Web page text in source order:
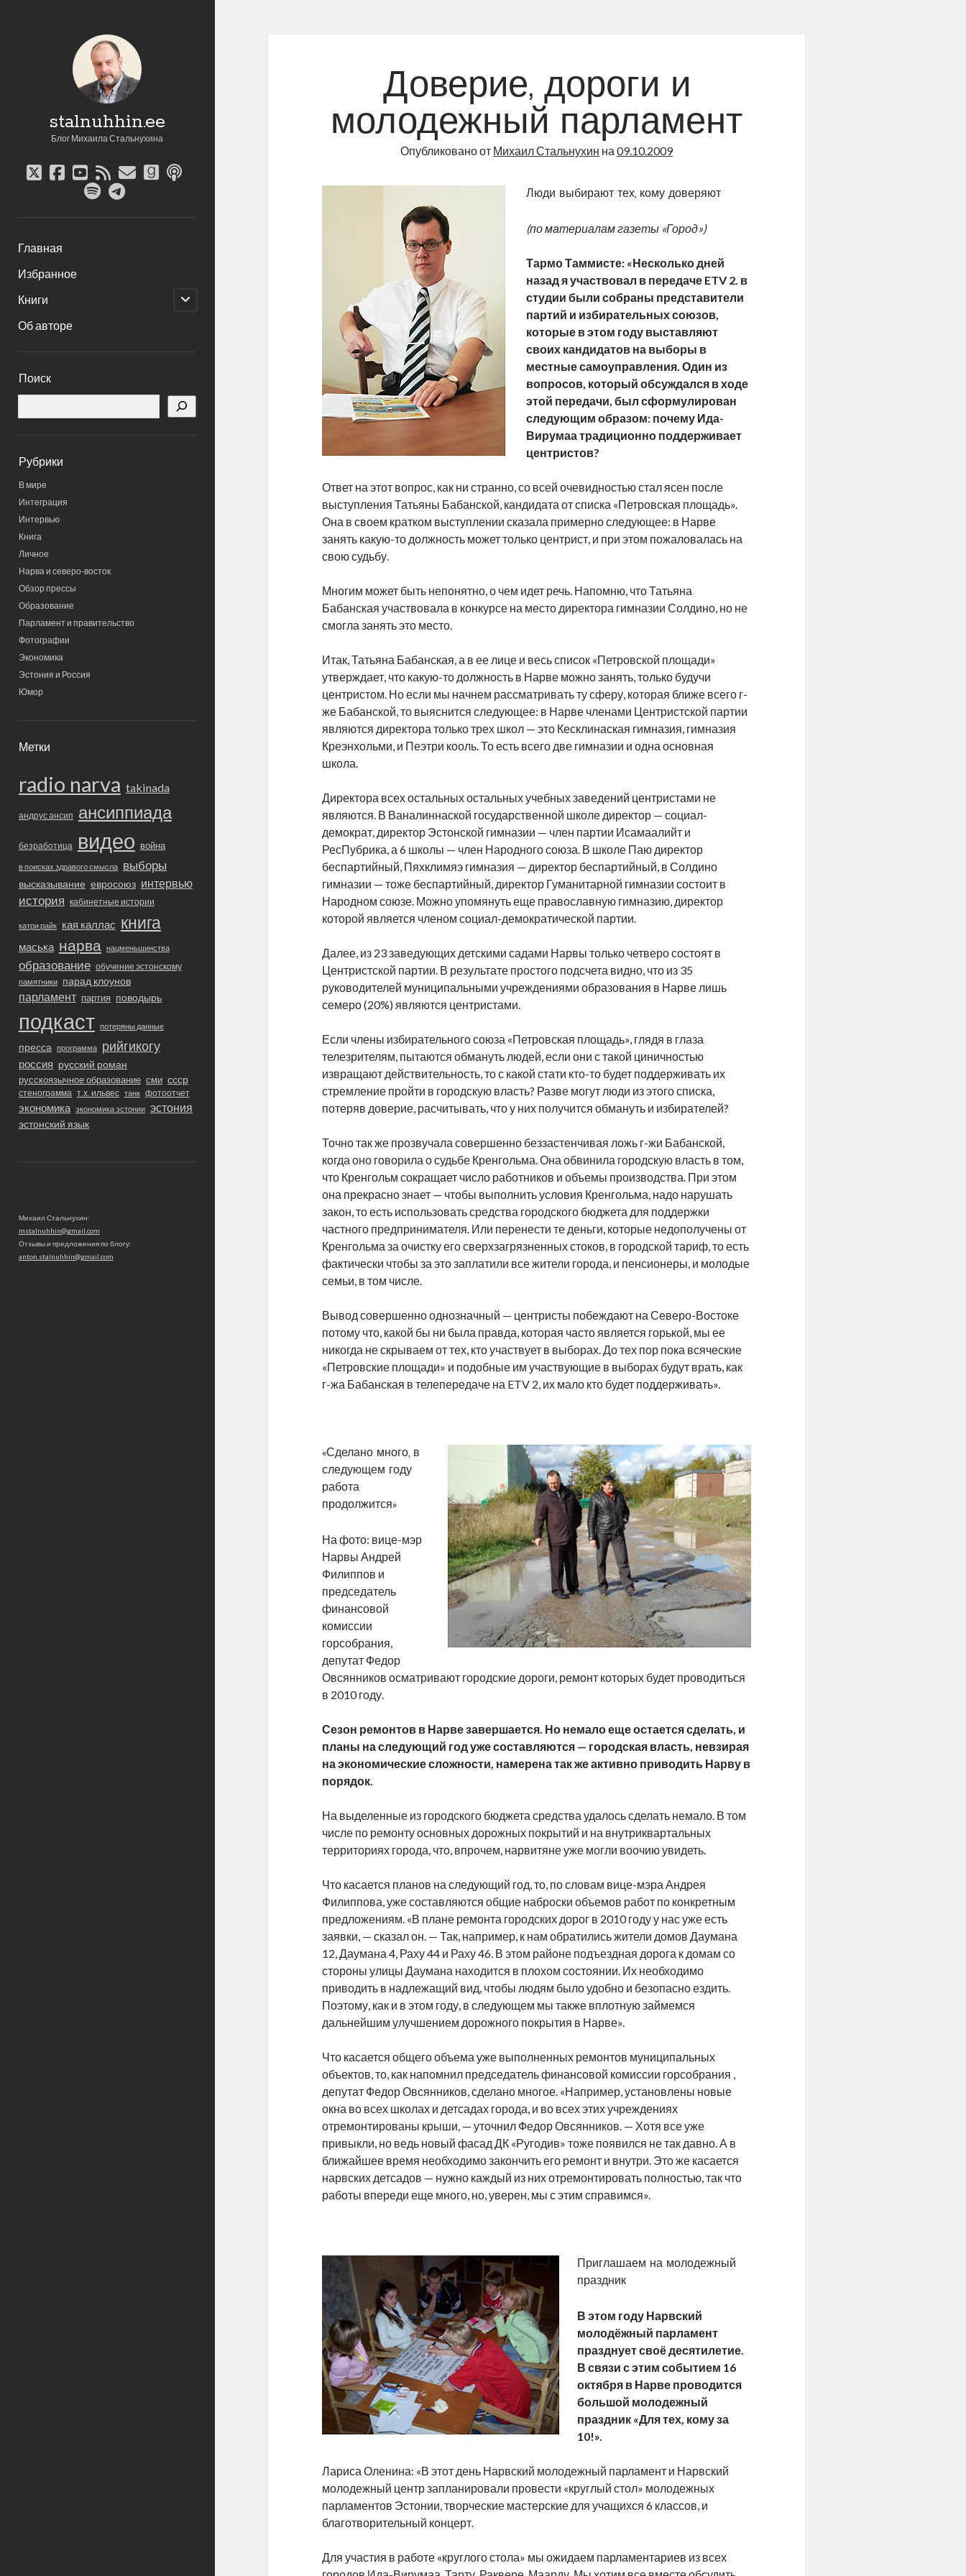
stalnuhhin.ee
Блог Михаила Стальнухина
twitter
facebook
youtube
rssemailgoodreads
podcast
spotifytelegram
Главная
Избранное
Книги
открыть
дочернее
Об авторе
панель
Поиск
Рубрики
В мире
Интеграция
Интервью
Книга
Личное
Нарва и северо-восток
Обзор прессы
Образование
Парламент и правительство
Фотографии
Экономика
Эстония и Россия
Юмор
Метки
radio narva takinada
андрус ансип ансиппиада
безработица видео война
в поисках здравого смысла выборы
высказывание евросоюз интервью
история кабинетные истории
катри райк кая каллас книга
маська нарва нацменьшинства
образование обучение эстонскому
памятники парад клоунов
парламент партия поводырь
подкаст потеряны данные
пресса программа рийгикогу
россия русский роман
русскоязычное образование сми ссср
стенограмма т.х. ильвес танк фотоотчет
экономика экономика эстонии эстония
эстонский язык
Михаил Стальнухин:
mstalnuhhin@gmail.com
Отзывы и предложения по блогу:
anton.stalnuhhin@gmail.com
Доверие, дороги и
молодежный парламент
Опубликовано от Михаил Стальнухин на09.10.2009
Люди выбирают тех, кому доверяют
(по материалам газеты «Город»)
Тармо Таммисте: «Несколько дней
назад я участвовал в передаче ETV 2. в
студии были собраны представители
партий и избирательных союзов,
которые в этом году выставляют
своих кандидатов на выборы в
местные самоуправления. Один из
вопросов, который обсуждался в ходе
этой передачи, был сформулирован
следующим образом: почему Ида-
Вирумаа традиционно поддерживает
центристов?
Ответ на этот вопрос, как ни странно, со всей очевидностью стал ясен после
выступления Татьяны Бабанской, кандидата от списка «Петровская площадь».
Она в своем кратком выступлении сказала примерно следующее: в Нарве
занять какую-то должность может только центрист, и при этом пожаловалась на
свою судьбу.
Многим может быть непонятно, о чем идет речь. Напомню, что Татьяна
Бабанская участвовала в конкурсе на место директора гимназии Солдино, но не
смогла занять это место.
Итак, Татьяна Бабанская, а в ее лице и весь список «Петровской площади»
утверждает, что какую-то должность в Нарве можно занять, только будучи
центристом. Но если мы начнем рассматривать ту сферу, которая ближе всего г-
же Бабанской, то выяснится следующее: в Нарве членами Центристской партии
являются директора только трех школ — это Кесклинаская гимназия, гимназия
Креэнхольми, и Пеэтри кооль. То есть всего две гимназии и одна основная
школа.
Директора всех остальных остальных учебных заведений центристами не
являются. В Ваналиннаской государственной школе директор — социал-
демократ, директор Эстонской гимназии — член партии Исамаалийт и
РесПубрика, а 6 школы — член Народного союза. В школе Паю директор
беспартийный, Пяхклимяэ гимназия — директор беспартийный, в Солдино
гимназии — тоже беспартийный, директор Гуманитарной гимназии состоит в
Народном союзе. Можно упомянуть еще православную гимназию, директор
которой является членом социал-демократической партии.
Далее, из 23 заведующих детскими садами Нарвы только четверо состоят в
Центристской партии. В результате простого подсчета видно, что из 35
руководителей муниципальными учреждениями образования в Нарве лишь
семеро (20%) являются центристами.
Если члены избирательного союза «Петровская площадь», глядя в глаза
телезрителям, пытаются обмануть людей, если они с такой циничностью
извращают действительность, то с какой стати кто-то будет поддерживать их
стремление пройти в городскую власть? Разве могут люди из этого списка,
потеряв доверие, расчитывать, что у них получится обмануть и избирателей?
Точно так же прозвучала совершенно беззастенчивая ложь г-жи Бабанской,
когда оно говорила о судьбе Кренгольма. Она обвинила городскую власть в том,
что Кренгольм сокращает число работников и объемы производства. При этом
она прекрасно знает — чтобы выполнить условия Кренгольма, надо нарушать
закон, то есть использовать средства городского бюджета для поддержки
частного предпринимателя. Или перенести те деньги, которые недополучены от
Кренгольма за очистку его сверхзагрязненных стоков, в городской тариф, то есть
фактически чтобы за это заплатили все жители города, и пенсионеры, и молодые
семьи, в том числе.
Вывод совершенно однозначный — центристы побеждают на Северо-Востоке
потому что, какой бы ни была правда, которая часто является горькой, мы ее
никогда не скрываем от тех, кто участвует в выборах. До тех пор пока всяческие
«Петровские площади» и подобные им участвующие в выборах будут врать, как
г-жа Бабанская в телепередаче на ETV 2, их мало кто будет поддерживать».
«Сделано много, в
следующем году
работа
продолжится»
На фото: вице-мэр
Нарвы Андрей
Филиппов и
председатель
финансовой
комиссии
горсобрания,
депутат Федор
Овсянников осматривают городские дороги, ремонт которых будет проводиться
в 2010 году.
Сезон ремонтов в Нарве завершается. Но немало еще остается сделать, и
планы на следующий год уже составляются — городская власть, невзирая
на экономические сложности, намерена так же активно приводить Нарву в
порядок.
На выделенные из городского бюджета средства удалось сделать немало. В том
числе по ремонту основных дорожных покрытий и на внутриквартальных
территориях города, что, впрочем, нарвитяне уже могли воочию увидеть.
Что касается планов на следующий год, то, по словам вице-мэра Андрея
Филиппова, уже составляются общие наброски объемов работ по конкретным
предложениям. «В плане ремонта городских дорог в 2010 году у нас уже есть
заявки, — сказал он. — Так, например, к нам обратились жители домов Даумана
12, Даумана 4, Раху 44 и Раху 46. В этом районе подъездная дорога к домам со
стороны улицы Даумана находится в плохом состоянии. Их необходимо
приводить в надлежащий вид, чтобы людям было удобно и безопасно ездить.
Поэтому, как и в этом году, в следующем мы также вплотную займемся
дальнейшим улучшением дорожного покрытия в Нарве».
Что касается общего объема уже выполненных ремонтов муниципальных
объектов, то, как напомнил председатель финансовой комиссии горсобрания ,
депутат Федор Овсянников, сделано многое. «Например, установлены новые
окна во всех школах и детсадах города, и во всех этих учреждениях
отремонтированы крыши, — уточнил Федор Овсянников. — Хотя все уже
привыкли, но ведь новый фасад ДК «Ругодив» тоже появился не так давно. А в
ближайшее время необходимо закончить его ремонт и внутри. Это же касается
нарвских детсадов — нужно каждый из них отремонтировать полностью, так что
работы впереди еще много, но, уверен, мы с этим справимся».
Приглашаем на молодежный
праздник
В этом году Нарвский
молодёжный парламент
празднует своё десятилетие.
В связи с этим событием 16
октября в Нарве проводится
большой молодежный
праздник «Для тех, кому за
10!».
Лариса Оленина: «В этот день Нарвский молодежный парламент и Нарвский
молодежный центр запланировали провести «круглый стол» молодежных
парламентов Эстонии, творческие мастерские для учащихся 6 классов, и
благотворительный концерт.
Для участия в работе «круглого стола» мы ожидаем парламентариев из всех